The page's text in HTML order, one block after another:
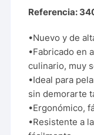
Referencia:
•Nuevo y de
•Fabricado en
culinario, muy
•Ideal para
sin demorarte
•Ergonómico,
•Resistente a